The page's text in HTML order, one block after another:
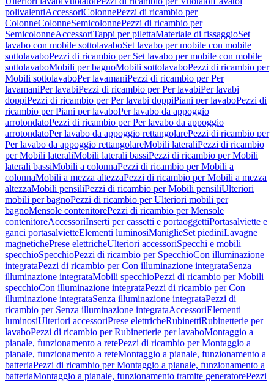
polivalentiAccessoriColonnePezzi di ricambio per
ColonneColonneSemicolonnePezzi di ricambio per
SemicolonneAccessoriTappi per pilettaMateriale di fissaggioSet
lavabo con mobile sottolavaboSet lavabo per mobile con mobile
sottolavaboPezzi di ricambio per Set lavabo per mobile con mobile
sottolavaboMobili per bagnoMobili sottolavaboPezzi di ricambio per
Mobili sottolavaboPer lavamaniPezzi di ricambio per Per
lavamaniPer lavabiPezzi di ricambio per Per lavabiPer lavabi
doppiPezzi di ricambio per Per lavabi doppiPiani per lavaboPezzi di
ricambio per Piani per lavaboPer lavabo da appoggio
arrotondatoPezzi di ricambio per Per lavabo da appoggio
arrotondatoPer lavabo da appoggio rettangolarePezzi di ricambio per
Per lavabo da appoggio rettangolareMobili lateraliPezzi di ricambio
per Mobili lateraliMobili laterali bassiPezzi di ricambio per Mobili
laterali bassiMobili a colonnaPezzi di ricambio per Mobili a
colonnaMobili a mezza altezzaPezzi di ricambio per Mobili a mezza
altezzaMobili pensiliPezzi di ricambio per Mobili pensiliUlteriori
mobili per bagnoPezzi di ricambio per Ulteriori mobili per
bagnoMensole contenitorePezzi di ricambio per Mensole
contenitoreAccessoriInserti per cassetti e portaoggettiPortasalviette e
ganci portasalvietteElementi luminosiManiglieSet piediniLavagne
magnetichePrese elettricheUlteriori accessoriSpecchi e mobili
specchioSpecchioPezzi di ricambio per SpecchioCon illuminazione
integrataPezzi di ricambio per Con illuminazione integrataSenza
illuminazione integrataMobili specchioPezzi di ricambio per Mobili
specchioCon illuminazione integrataPezzi di ricambio per Con
illuminazione integrataSenza illuminazione integrataPezzi di
ricambio per Senza illuminazione integrataAccessoriElementi
luminosiUlteriori accessoriPrese elettricheRubinettiRubinetterie per
lavaboPezzi di ricambio per Rubinetterie per lavaboMontaggio a
pianale, funzionamento a retePezzi di ricambio per Montaggio a
pianale, funzionamento a reteMontaggio a pianale, funzionamento a
batteriaPezzi di ricambio per Montaggio a pianale, funzionamento a
batteriaMontaggio a pianale, funzionamento tramite generatorePezzi